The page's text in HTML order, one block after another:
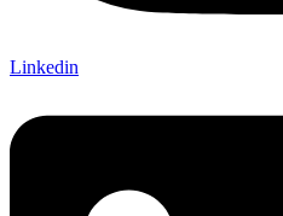
Linkedin